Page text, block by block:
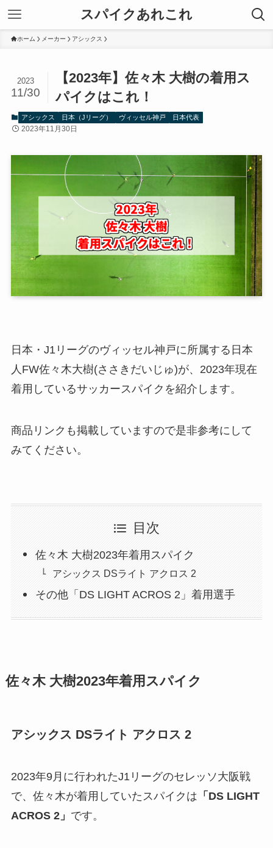
スパイクあれこれ
ホーム メーカー アシックス
【2023年】佐々木 大樹の着用ス
パイクはこれ！
2023
11/30
アシックス 日本（Jリーグ） ヴィッセル神戸 日本代表
2023年11月30日
日本・J1リーグのヴィッセル神戸に所属する日本
人FW佐々木大樹(ささきだいじゅ)が、2023年現在
着用しているサッカースパイクを紹介します。
商品リンクも掲載していますので是非参考にして
みてください。
目次
佐々木 大樹2023年着用スパイク
アシックス DSライト アクロス 2
その他「DS LIGHT ACROS 2」着用選手
佐々木 大樹2023年着用スパイク
アシックス DSライト アクロス 2
2023年9月に行われたJ1リーグのセレッソ大阪戦
で、佐々木が着用していたスパイクは 「DS LIGHT
ACROS 2」 です。